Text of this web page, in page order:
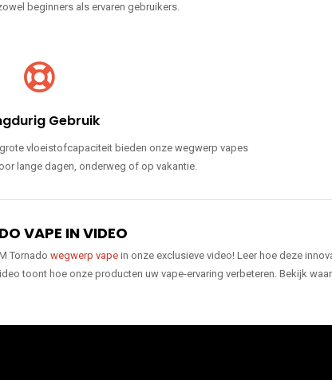
beginners als ervaren gebruikers.
Gebruik
vloeistofcapaciteit bieden onze wegwerp vapes
lange dagen, onderweg of op vakantie.
VAPE IN VIDEO
Tornado wegwerp vape in onze exclusieve video! Leer hoe deze
toont hoe onze producten uw vape-ervaring verbeteren. Bekijk